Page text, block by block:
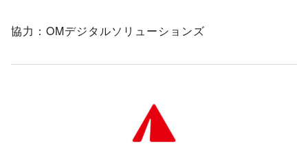
協力：OMデジタルソリューションズ